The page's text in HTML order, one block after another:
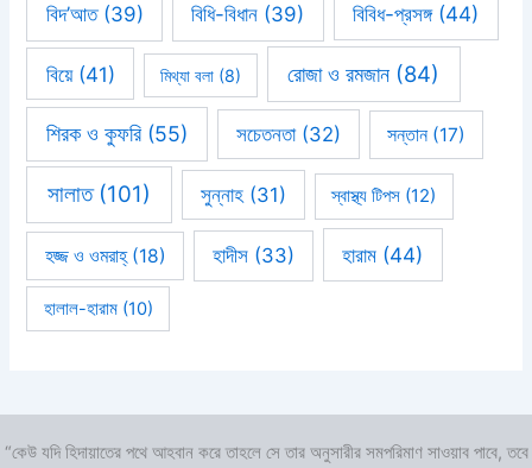
বিদ’আত(39) বিধি-বিধান (39) বিবিধ-প্রসঙ্গ(44)
বিয়ে(41) মিথ্যা বলা(8) রোজা ও রমজান (84)
শিরক ও কুফরি(55) সচেতনতা(32) সন্তান(17)
সালাত(101) সুন্নাহ (31) স্বাস্থ্য টিপস (12)
হজ্জ ও ওমরাহ্‌(18) হাদীস(33) হারাম (44)
হালাল-হারাম(10)
“কেউ যদি হিদায়াতের পথে আহবান করে তাহলে সে তার অনুসারীর সমপরিমাণ সাওয়াব পাবে, তবে